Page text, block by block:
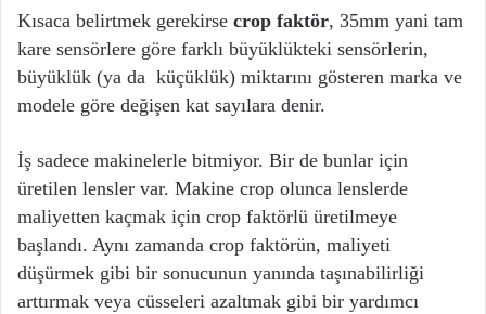
Kısaca belirtmek gerekirse crop faktör, 35mm yani tam
kare sensörlere göre farklı büyüklükteki sensörlerin,
büyüklük (ya da küçüklük) miktarını gösteren marka ve
modele göre değişen kat sayılara denir.
İş sadece makinelerle bitmiyor. Bir de bunlar için
üretilen lensler var. Makine crop olunca lenslerde
maliyetten kaçmak için crop faktörlü üretilmeye
başlandı. Aynı zamanda crop faktörün, maliyeti
düşürmek gibi bir sonucunun yanında taşınabilirliği
arttırmak veya cüsseleri azaltmak gibi bir yardımcı